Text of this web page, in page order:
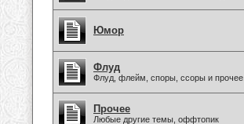
Юмор
Флуд
Флуд, флейм, споры, ссоры и прочее.
Прочее
Любые другие темы, оффтопик